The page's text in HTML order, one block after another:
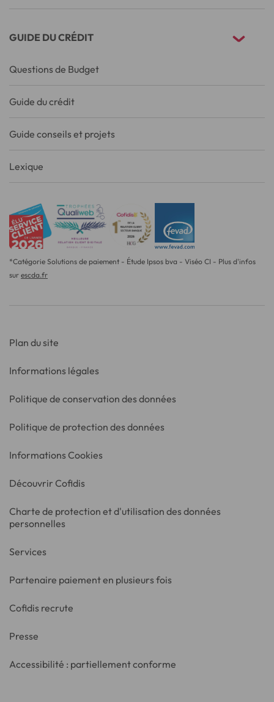
GUIDE DU CRÉDIT
Questions de Budget
Guide du crédit
Guide conseils et projets
Lexique
*Catégorie Solutions de paiement - Étude Ipsos bva - Viséo CI - Plus d'infos
sur escda.fr
Plan du site
Informations légales
Politique de conservation des données
Politique de protection des données
Informations Cookies
Découvrir Cofidis
Charte de protection et d'utilisation des données
personnelles
Services
Partenaire paiement en plusieurs fois
Cofidis recrute
Presse
Accessibilité : partiellement conforme